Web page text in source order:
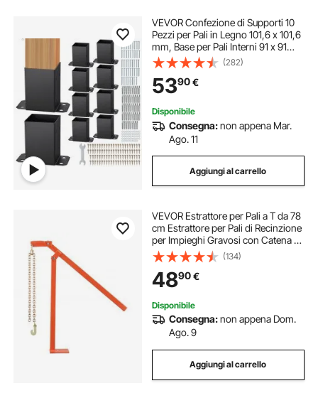
VEVOR Confezione di Supporti 10
Pezzi per Pali in Legno 101,6 x 101,6
mm, Base per Pali Interni 91 x 91
mm in Acciaio a Carbonio per
Ancoraggio Pali in Legno Ringhiere,
Corrimano di Terrazze, Portici
(282)
5390€
Disponibile
Consegna:non appena Mar.
Ago. 11
Aggiungi al carrello
VEVOR Estrattore per Pali a T da 78
cm Estrattore per Pali di Recinzione
per Impieghi Gravosi con Catena di
Sollevamento da 109,2 cm, Acciaio
Resistente alla Ruggine per Pali di
Recinzione Rotondi
(134)
4890€
Disponibile
Consegna:non appena Dom.
Ago. 9
Aggiungi al carrello